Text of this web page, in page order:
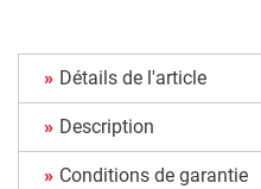
Détails de l'article
Description
Conditions de garantie